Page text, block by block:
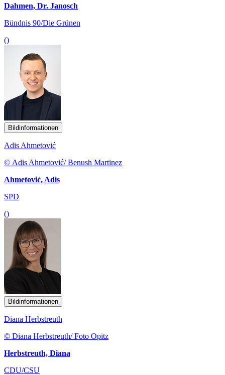
Dahmen, Dr. Janosch
Bündnis 90/Die Grünen
()
Bildinformationen
Adis Ahmetović
© Adis Ahmetović/ Benush Martinez
Ahmetović, Adis
SPD
()
Bildinformationen
Diana Herbstreuth
© Diana Herbstreuth/ Foto Opitz
Herbstreuth, Diana
CDU/CSU